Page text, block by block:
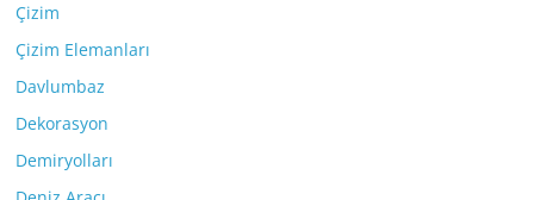
Çizim
Çizim Elemanları
Davlumbaz
Dekorasyon
Demiryolları